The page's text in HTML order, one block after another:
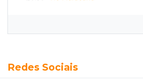
Seleções em MS têm salários de
Redes Sociais